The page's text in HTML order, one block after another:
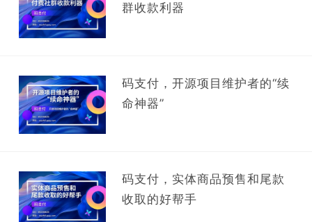
群收款利器
码支付，开源项目维护者的“续
命神器”
码支付，实体商品预售和尾款
收取的好帮手